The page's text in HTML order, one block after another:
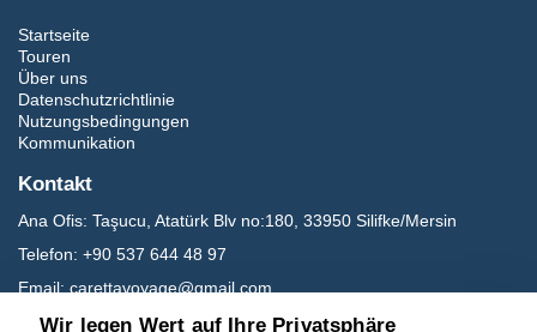
Startseite
Touren
Über uns
Datenschutzrichtlinie
Nutzungsbedingungen
Kommunikation
Kontakt
Ana Ofis: Taşucu, Atatürk Blv no:180, 33950 Silifke/Mersin
Telefon: +90 537 644 48 97
Email: carettavoyage@gmail.com
Wir legen Wert auf Ihre Privatsphäre